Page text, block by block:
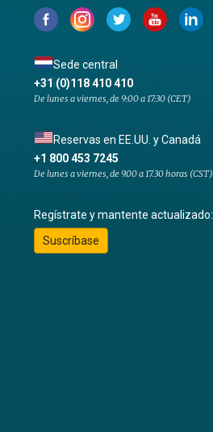
Sede central
+31 (0)118 410 410
De lunes a viernes, de 9:00 a 17:30 (CET)
Reservas en EE.UU. y Canadá
+1 800 453 7245
De lunes a viernes, de 9.00 a 17.30 horas (CST)
Regístrate y mantente actualizado:
Suscríbase